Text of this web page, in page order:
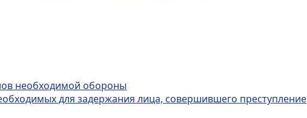
необходимой обороны
для задержания лица, совершившего преступление